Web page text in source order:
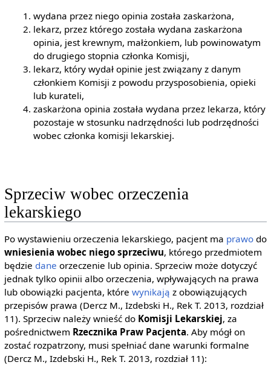
wydana przez niego opinia została zaskarżona,
lekarz, przez którego została wydana zaskarżona
opinia, jest krewnym, małżonkiem, lub powinowatym
do drugiego stopnia członka Komisji,
lekarz, który wydał opinie jest związany z danym
członkiem Komisji z powodu przysposobienia, opieki
lub kurateli,
zaskarżona opinia została wydana przez lekarza, który
pozostaje w stosunku nadrzędności lub podrzędności
wobec członka komisji lekarskiej.
Sprzeciw wobec orzeczenia
lekarskiego
Po wystawieniu orzeczenia lekarskiego, pacjent ma prawodo
wniesienia wobec niego sprzeciwu, którego przedmiotem
będzie dane orzeczenie lub opinia. Sprzeciw może dotyczyć
jednak tylko opinii albo orzeczenia, wpływających na prawa
lub obowiązki pacjenta, które wynikają z obowiązujących
przepisów prawa (Dercz M., Izdebski H., Rek T. 2013, rozdział
11). Sprzeciw należy wnieść do Komisji Lekarskiej, za
pośrednictwem Rzecznika Praw Pacjenta. Aby mógł on
zostać rozpatrzony, musi spełniać dane warunki formalne
(Dercz M., Izdebski H., Rek T. 2013, rozdział 11):